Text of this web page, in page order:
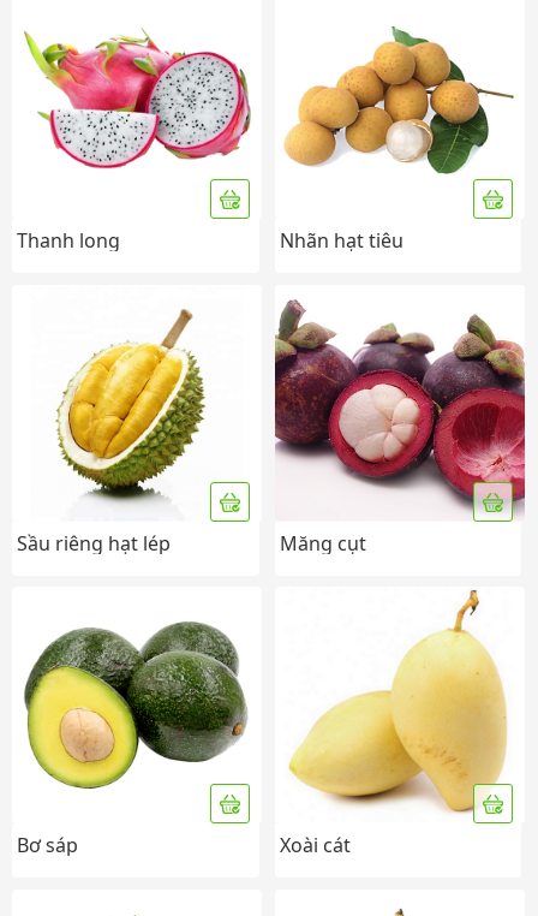
Thanh long Nhãn hạt tiêu
Sầu riêng hạt lép Măng cụt
Bơ sáp Xoài cát